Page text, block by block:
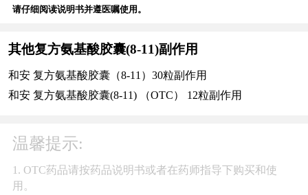
请仔细阅读说明书并遵医嘱使用。
其他复方氨基酸胶囊(8-11)副作用
和安 复方氨基酸胶囊（8-11）30粒副作用
和安 复方氨基酸胶囊(8-11) （OTC） 12粒副作用
温馨提示:
1. OTC药品请按药品说明书或者在药师指导下购买和使
用。